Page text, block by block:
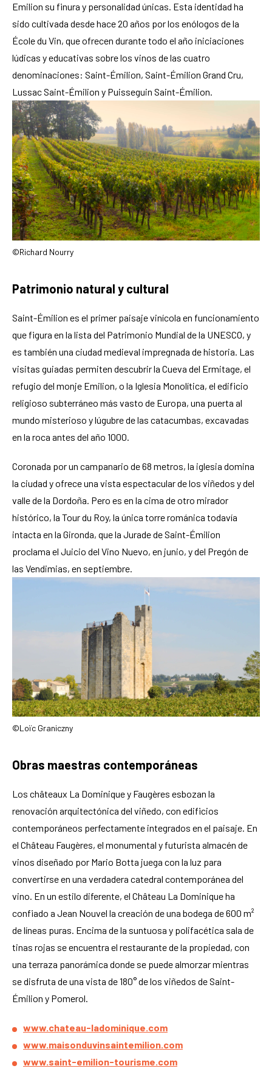
Emilion su finura y personalidad únicas. Esta identidad ha
sido cultivada desde hace 20 años por los enólogos de la
École du Vin, que ofrecen durante todo el año iniciaciones
lúdicas y educativas sobre los vinos de las cuatro
denominaciones: Saint-Émilion, Saint-Émilion Grand Cru,
Lussac Saint-Émilion y Puisseguin Saint-Émilion.
©Richard Nourry
Patrimonio natural y cultural
Saint-Émilion es el primer paisaje vinícola en funcionamiento
que figura en la lista del Patrimonio Mundial de la UNESCO, y
es también una ciudad medieval impregnada de historia. Las
visitas guiadas permiten descubrir la Cueva del Ermitage, el
refugio del monje Emilion, o la Iglesia Monolítica, el edificio
religioso subterráneo más vasto de Europa, una puerta al
mundo misterioso y lúgubre de las catacumbas, excavadas
en la roca antes del año 1000.
Coronada por un campanario de 68 metros, la iglesia domina
la ciudad y ofrece una vista espectacular de los viñedos y del
valle de la Dordoña. Pero es en la cima de otro mirador
histórico, la Tour du Roy, la única torre románica todavía
intacta en la Gironda, que la Jurade de Saint-Émilion
proclama el Juicio del Vino Nuevo, en junio, y del Pregón de
las Vendimias, en septiembre.
©Loïc Graniczny
Obras maestras contemporáneas
Los châteaux La Dominique y Faugères esbozan la
renovación arquitectónica del viñedo, con edificios
contemporáneos perfectamente integrados en el paisaje. En
el Château Faugères, el monumental y futurista almacén de
vinos diseñado por Mario Botta juega con la luz para
convertirse en una verdadera catedral contemporánea del
vino. En un estilo diferente, el Château La Dominique ha
confiado a Jean Nouvel la creación de una bodega de 600 m²
de líneas puras. Encima de la suntuosa y polifacética sala de
tinas rojas se encuentra el restaurante de la propiedad, con
una terraza panorámica donde se puede almorzar mientras
se disfruta de una vista de 180° de los viñedos de Saint-
Émilion y Pomerol.
www.chateau-ladominique.com
www.maisonduvinsaintemilion.com
www.saint-emilion-tourisme.com